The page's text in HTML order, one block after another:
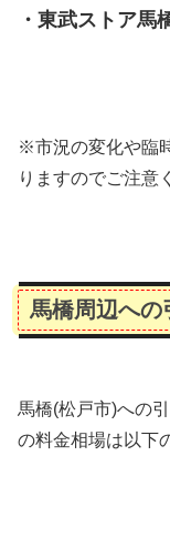
・東武ストア馬
※市況の変化や臨
りますのでご注意
馬橋周辺への
馬橋(松戸市)への
の料金相場は以下